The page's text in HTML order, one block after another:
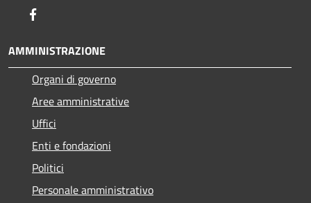
AMMINISTRAZIONE
Organi di governo
Aree amministrative
Uffici
Enti e fondazioni
Politici
Personale amministrativo